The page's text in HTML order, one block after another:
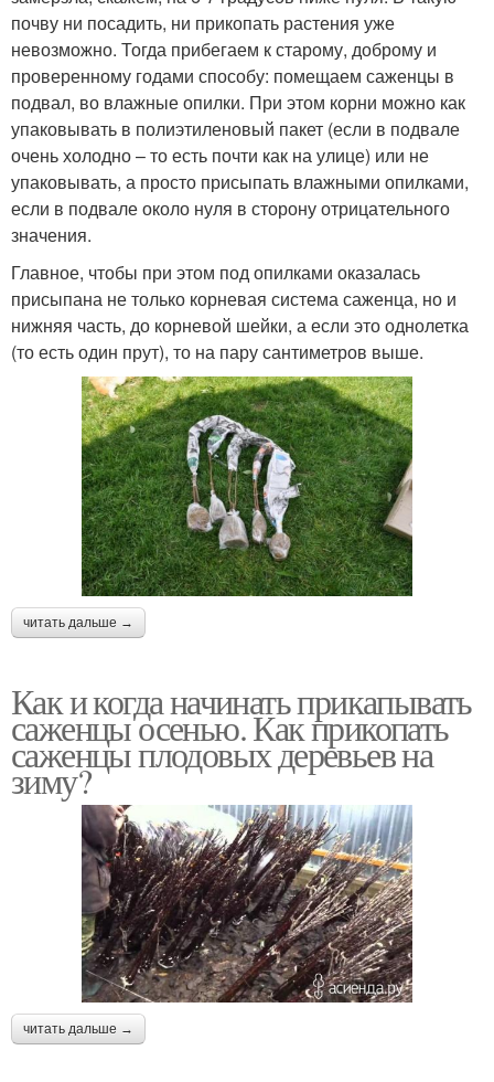
почву ни посадить, ни прикопать растения уже
невозможно. Тогда прибегаем к старому, доброму и
проверенному годами способу: помещаем саженцы в
подвал, во влажные опилки. При этом корни можно как
упаковывать в полиэтиленовый пакет (если в подвале
очень холодно – то есть почти как на улице) или не
упаковывать, а просто присыпать влажными опилками,
если в подвале около нуля в сторону отрицательного
значения.
Главное, чтобы при этом под опилками оказалась
присыпана не только корневая система саженца, но и
нижняя часть, до корневой шейки, а если это однолетка
(то есть один прут), то на пару сантиметров выше.
читать дальше →
Как и когда начинать прикапывать
саженцы осенью. Как прикопать
саженцы плодовых деревьев на
зиму?
читать дальше →